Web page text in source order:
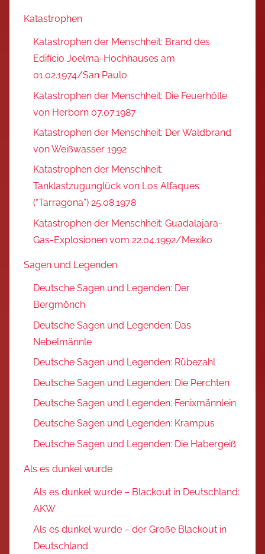
Katastrophen
Katastrophen der Menschheit: Brand des
Edifício Joelma-Hochhauses am
01.02.1974/San Paulo
Katastrophen der Menschheit: Die Feuerhölle
von Herborn 07.07.1987
Katastrophen der Menschheit: Der Waldbrand
von Weißwasser 1992
Katastrophen der Menschheit:
Tanklastzugunglück von Los Alfaques
(“Tarragona”) 25.08.1978
Katastrophen der Menschheit: Guadalajara-
Gas-Explosionen vom 22.04.1992/Mexiko
Sagen und Legenden
Deutsche Sagen und Legenden: Der
Bergmönch
Deutsche Sagen und Legenden: Das
Nebelmännle
Deutsche Sagen und Legenden: Rübezahl
Deutsche Sagen und Legenden: Die Perchten
Deutsche Sagen und Legenden: Fenixmännlein
Deutsche Sagen und Legenden: Krampus
Deutsche Sagen und Legenden: Die Habergeiß
Als es dunkel wurde
Als es dunkel wurde – Blackout in Deutschland:
AKW
Als es dunkel wurde – der Große Blackout in
Deutschland